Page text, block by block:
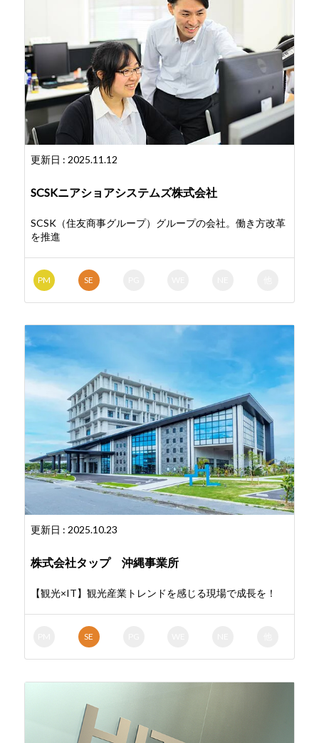
更新日 : 2025.11.12
SCSKニアショアシステムズ株式会社
SCSK（住友商事グループ）グループの会社。働き方改革
を推進
PM SE
更新日 : 2025.10.23
株式会社タップ 沖縄事業所
【観光×IT】観光産業トレンドを感じる現場で成長を！
SE